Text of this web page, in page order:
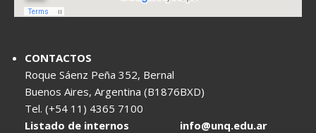
CONTACTOS
Roque Sáenz Peña 352, Bernal
Buenos Aires, Argentina (B1876BXD)
Tel. (+54 11) 4365 7100
Listado de internos
info@unq.edu.ar